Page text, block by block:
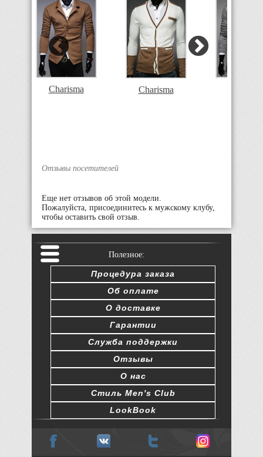
Charisma Charisma
Отзывы посетителей
Еще нет отзывов об этой модели.
Пожалуйста, присоединитесь к мужскому клубу,
чтобы оставить свой отзыв.
Полезное:
Процедура заказа
Об оплате
О доставке
Гарантии
Служба поддержки
Отзывы
О нас
Стиль Men's Club
LookBook